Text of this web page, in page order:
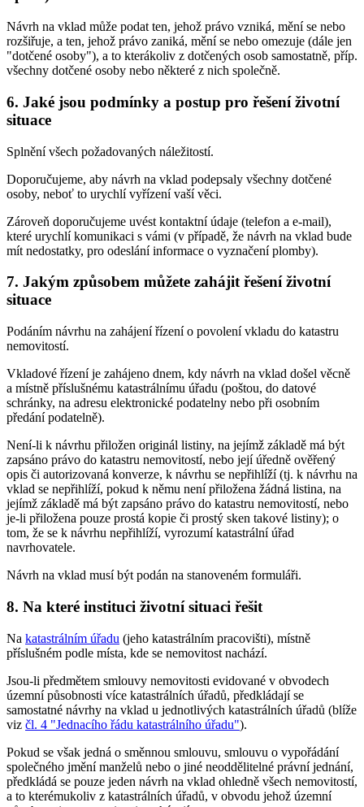
Návrh na vklad může podat ten, jehož právo vzniká, mění se nebo
rozšiřuje, a ten, jehož právo zaniká, mění se nebo omezuje (dále jen
"dotčené osoby"), a to kterákoliv z dotčených osob samostatně, příp.
všechny dotčené osoby nebo některé z nich společně.
6. Jaké jsou podmínky a postup pro řešení životní
situace
Splnění všech požadovaných náležitostí.
Doporučujeme, aby návrh na vklad podepsaly všechny dotčené
osoby, neboť to urychlí vyřízení vaší věci.
Zároveň doporučujeme uvést kontaktní údaje (telefon a e-mail),
které urychlí komunikaci s vámi (v případě, že návrh na vklad bude
mít nedostatky, pro odeslání informace o vyznačení plomby).
7. Jakým způsobem můžete zahájit řešení životní
situace
Podáním návrhu na zahájení řízení o povolení vkladu do katastru
nemovitostí.
Vkladové řízení je zahájeno dnem, kdy návrh na vklad došel věcně
a místně příslušnému katastrálnímu úřadu (poštou, do datové
schránky, na adresu elektronické podatelny nebo při osobním
předání podatelně).
Není-li k návrhu přiložen originál listiny, na jejímž základě má být
zapsáno právo do katastru nemovitostí, nebo její úředně ověřený
opis či autorizovaná konverze, k návrhu se nepřihlíží (tj. k návrhu na
vklad se nepřihlíží, pokud k němu není přiložena žádná listina, na
jejímž základě má být zapsáno právo do katastru nemovitostí, nebo
je-li přiložena pouze prostá kopie či prostý sken takové listiny); o
tom, že se k návrhu nepřihlíží, vyrozumí katastrální úřad
navrhovatele.
Návrh na vklad musí být podán na stanoveném formuláři.
8. Na které instituci životní situaci řešit
Na katastrálním úřadu (jeho katastrálním pracovišti), místně
příslušném podle místa, kde se nemovitost nachází.
Jsou-li předmětem smlouvy nemovitosti evidované v obvodech
územní působnosti více katastrálních úřadů, předkládají se
samostatné návrhy na vklad u jednotlivých katastrálních úřadů (blíže
viz čl. 4 "Jednacího řádu katastrálního úřadu").
Pokud se však jedná o směnnou smlouvu, smlouvu o vypořádání
společného jmění manželů nebo o jiné neoddělitelné právní jednání,
předkládá se pouze jeden návrh na vklad ohledně všech nemovitostí,
a to kterémukoliv z katastrálních úřadů, v obvodu jehož územní